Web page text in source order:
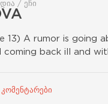
/ ეჩი
13) A rumor is going
coming back ill and
კომენტარები